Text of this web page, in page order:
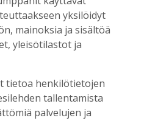
nakoislehti.
joka viikko
paperilehden
kansainvälisistä
yksilöidyt
mainoksia ja sisältöä
yleisötilastot ja
tietoa henkilötietojen
tallentamista
palvelujen ja